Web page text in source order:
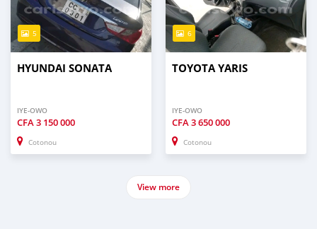
5
HYUNDAI SONATA
IYE-OWO
CFA3 150 000
Cotonou
6
TOYOTA YARIS
IYE-OWO
CFA3 650 000
Cotonou
View more